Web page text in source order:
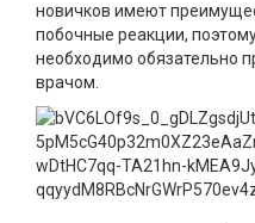
новичков имеют
побочные реакции,
необходимо обязательно
врачом.